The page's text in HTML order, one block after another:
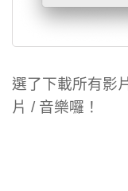
選了下載所有影
片 / 音樂囉！